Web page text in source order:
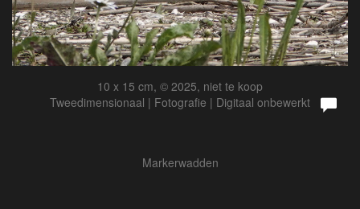
10 x 15 cm, © 2025, niet te koop
Tweedimensionaal | Fotografie | Digitaal onbewerkt
Markerwadden